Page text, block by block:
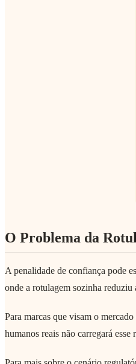
O Problema da
A penalidade de confiança pode
onde a rotulagem sozinha
Para marcas que visam o
humanos reais não carregará